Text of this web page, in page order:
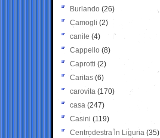
Burlando (26)
Camogli (2)
canile (4)
Cappello (8)
Caprotti (2)
Caritas (6)
carovita (170)
casa (247)
Casini (119)
Centrodestra in Liguria (35)